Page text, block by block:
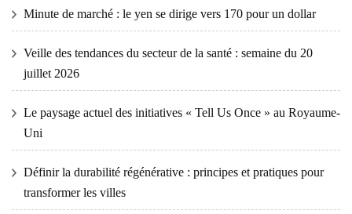
Minute de marché : le yen se dirige vers 170 pour un dollar
Veille des tendances du secteur de la santé : semaine du 20
juillet 2026
Le paysage actuel des initiatives « Tell Us Once » au Royaume-
Uni
Définir la durabilité régénérative : principes et pratiques pour
transformer les villes